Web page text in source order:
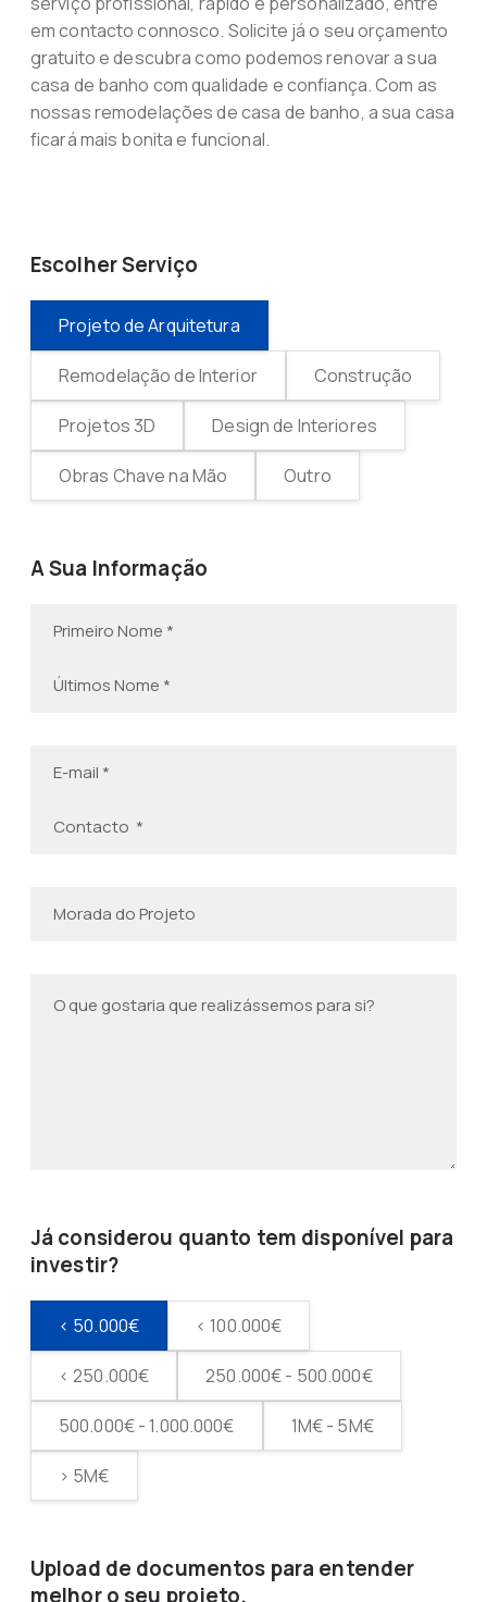
em contacto connosco. Solicite já o seu orçamento
gratuito e descubra como podemos renovar a sua
casa de banho com qualidade e confiança. Com as
nossas remodelações de casa de banho, a sua casa
ficará mais bonita e funcional.
Escolher Serviço
Projeto de Arquitetura
Remodelação de Interior Construção
Projetos 3D Design de Interiores
Obras Chave na Mão Outro
A Sua Informação
Já considerou quanto tem disponível para
investir?
< 50.000€ < 100.000€
< 250.000€ 250.000€ - 500.000€
500.000€ - 1.000.000€ 1M€ - 5M€
> 5M€
Upload de documentos para entender
melhor o seu projeto.